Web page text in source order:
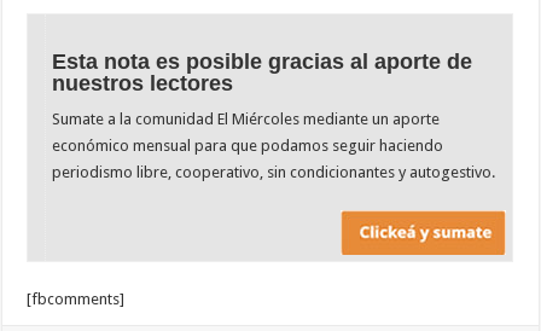
Esta nota es posible gracias al aporte de
nuestros lectores
Sumate a la comunidad El Miércoles mediante un aporte
económico mensual para que podamos seguir haciendo
periodismo libre, cooperativo, sin condicionantes y autogestivo.
[fbcomments]